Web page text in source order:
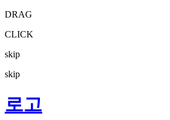
DRAG
CLICK
skip
skip
로고